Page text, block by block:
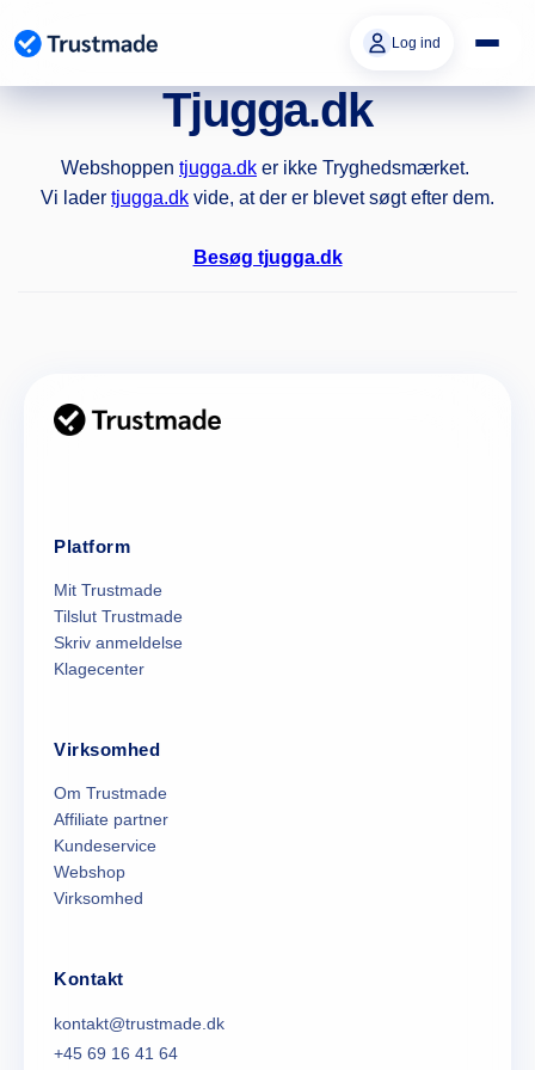
indhold
Log ind
Tjugga.dk
Webshoppen tjugga.dk er ikke Tryghedsmærket.
Vi lader tjugga.dk vide, at der er blevet søgt efter dem.
Besøg tjugga.dk
Platform
Mit Trustmade
Tilslut Trustmade
Skriv anmeldelse
Klagecenter
Virksomhed
Om Trustmade
Affiliate partner
Kundeservice
Webshop
Virksomhed
Kontakt
kontakt@trustmade.dk
+45 69 16 41 64